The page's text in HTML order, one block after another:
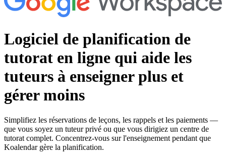
Logiciel de planification de
tutorat en ligne qui aide les
tuteurs à enseigner plus et
gérer moins
Simplifiez les réservations de leçons, les rappels et les paiements —
que vous soyez un tuteur privé ou que vous dirigiez un centre de
tutorat complet. Concentrez-vous sur l'enseignement pendant que
Koalendar gère la planification.